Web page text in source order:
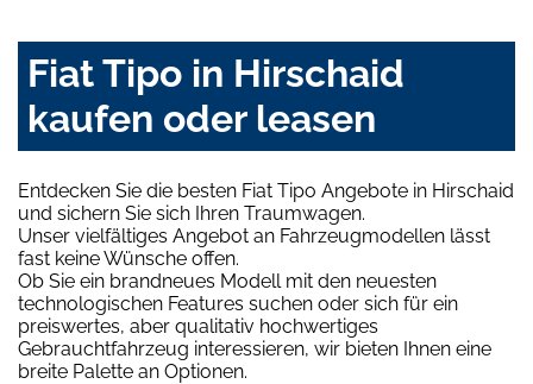
Fiat Tipo in Hirschaid
kaufen oder leasen
Entdecken Sie die besten Fiat Tipo Angebote in Hirschaid
und sichern Sie sich Ihren Traumwagen.
Unser vielfältiges Angebot an Fahrzeugmodellen lässt
fast keine Wünsche offen.
Ob Sie ein brandneues Modell mit den neuesten
technologischen Features suchen oder sich für ein
preiswertes, aber qualitativ hochwertiges
Gebrauchtfahrzeug interessieren, wir bieten Ihnen eine
breite Palette an Optionen.